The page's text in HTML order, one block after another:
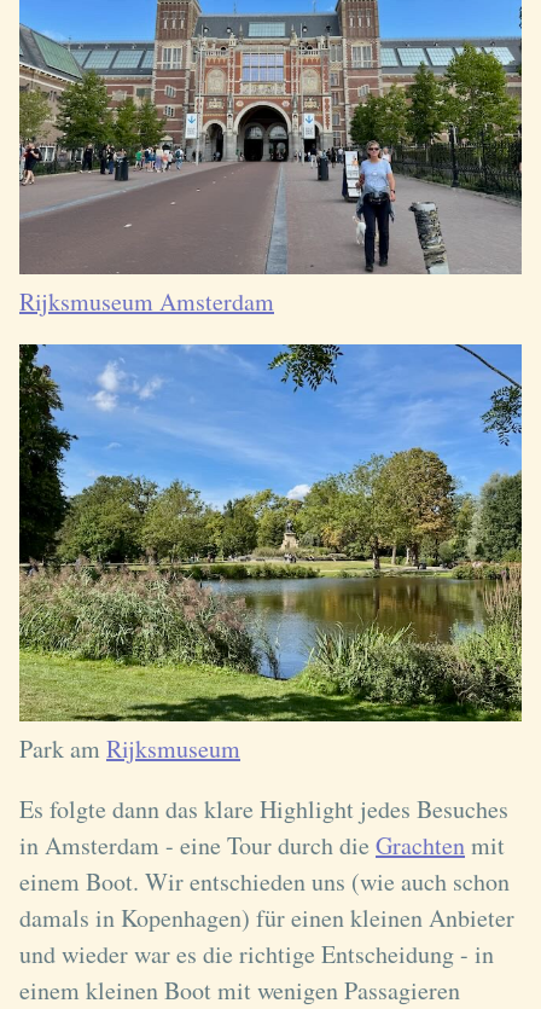
Rijksmuseum Amsterdam
Park amRijksmuseum
Es folgte dann das klare Highlight jedes Besuches
in Amsterdam - eine Tour durch die Grachtenmit
einem Boot. Wir entschieden uns (wie auch schon
damals in Kopenhagen) für einen kleinen Anbieter
und wieder war es die richtige Entscheidung - in
einem kleinen Boot mit wenigen Passagieren